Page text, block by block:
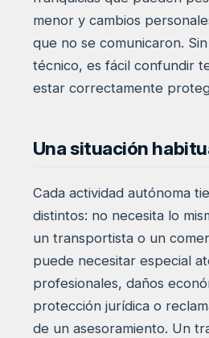
menor y cambios
que no se comunicaron.
técnico, es fácil confundir
estar correctamente
Una situación
Cada actividad autónoma
distintos: no necesita lo
un transportista o un
puede necesitar especial
profesionales, daños
protección jurídica o
de un asesoramiento. Un